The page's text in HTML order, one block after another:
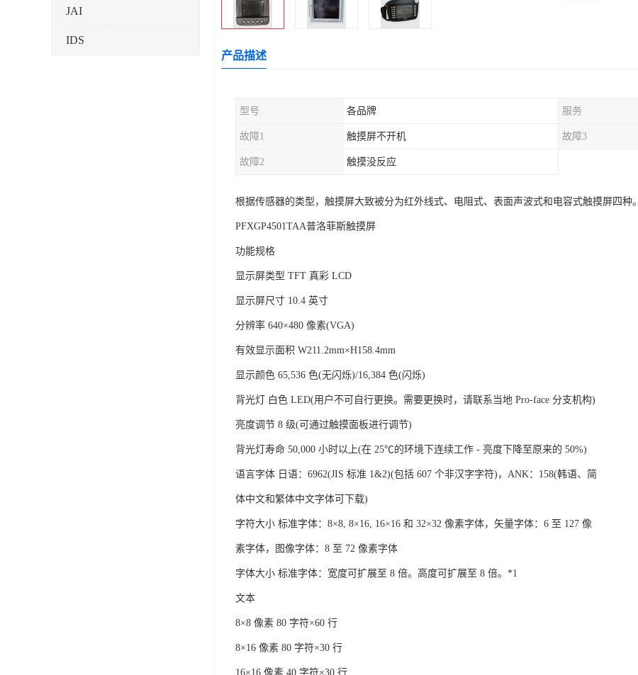
JAI
IDS
产品描述
型号 各品牌 服务
故障1 触摸屏不开机 故障3
故障2 触摸没反应
根据传感器的类型，触摸屏大致被分为红外线式、电阻式、表面声波式和电容式触摸屏四种。
PFXGP4501TAA普洛菲斯触摸屏
功能规格
显示屏类型 TFT 真彩 LCD
显示屏尺寸 10.4 英寸
分辨率 640×480 像素(VGA)
有效显示面积 W211.2mm×H158.4mm
显示颜色 65,536 色(无闪烁)/16,384 色(闪烁)
背光灯 白色 LED(用户不可自行更换。需要更换时，请联系当地 Pro-face 分支机构)
亮度调节 8 级(可通过触摸面板进行调节)
背光灯寿命 50,000 小时以上(在 25℃的环境下连续工作 - 亮度下降至原来的 50%)
语言字体 日语：6962(JIS 标准 1&2)(包括 607 个非汉字字符)，ANK：158(韩语、简
体中文和繁体中文字体可下载)
字符大小 标准字体：8×8, 8×16, 16×16 和 32×32 像素字体，矢量字体：6 至 127 像
素字体，图像字体：8 至 72 像素字体
字体大小 标准字体：宽度可扩展至 8 倍。高度可扩展至 8 倍。*1
文本
8×8 像素 80 字符×60 行
8×16 像素 80 字符×30 行
16×16 像素 40 字符×30 行